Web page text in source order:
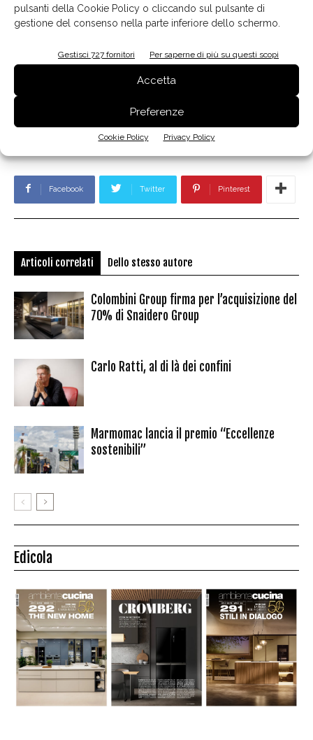
pulsanti della Cookie Policy o cliccando sul pulsante di
gestione del consenso nella parte inferiore dello schermo.
Gestisci 727 fornitori Per saperne di più su questi scopi
Accetta
Preferenze
Cookie Policy Privacy Policy
strategia di marketing
Facebook Twitter Pinterest
Articoli correlati Dello stesso autore
Colombini Group firma per l’acquisizione del
70% di Snaidero Group
Carlo Ratti, al di là dei confini
Marmomac lancia il premio “Eccellenze
sostenibili”
Edicola